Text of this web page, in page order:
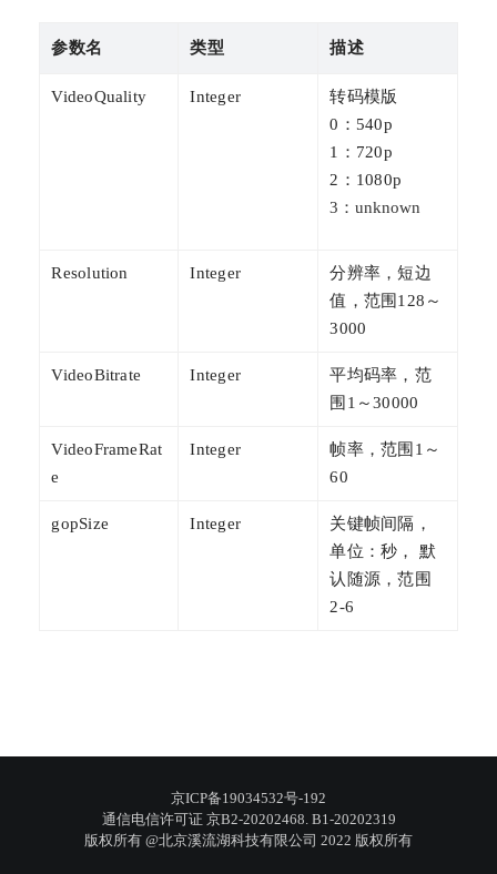
参数名 类型 描述
VideoQuality Integer
转码模版
0：540p
1：720p
2：1080p
3：unknown
Resolution Integer
分辨率，短边
值，范围128～
3000
VideoBitrate Integer
平均码率，范
围1～30000
VideoFrameRat
e
Integer
帧率，范围1～
60
gopSize Integer
关键帧间隔，
单位：秒， 默
认随源，范围
2-6
京ICP备19034532号-192
通信电信许可证 京B2-20202468. B1-20202319
版权所有 @北京溪流湖科技有限公司 2022 版权所有